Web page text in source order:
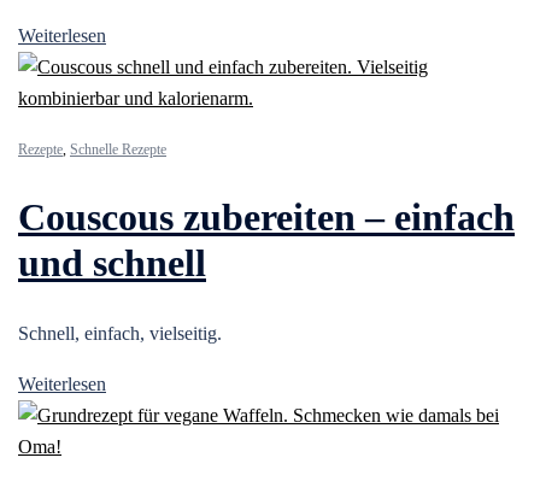
Weiterlesen
Rezepte, Schnelle Rezepte
Couscous zubereiten – einfach
und schnell
Schnell, einfach, vielseitig.
Weiterlesen